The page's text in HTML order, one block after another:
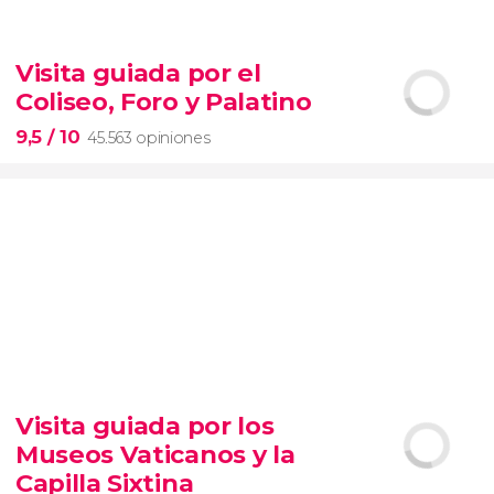
Contrastes de Nueva York
Visita guiada por el
Coliseo, Foro y Palatino
9,5 / 10 45.563 opiniones
visita guiada por el Coliseo, Foro y Palatino
tour
en español
Visita guiada por los
Museos Vaticanos y la
Capilla Sixtina